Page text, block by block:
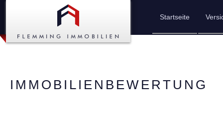
Startseite
IMMOBILIENBEWERTUNG